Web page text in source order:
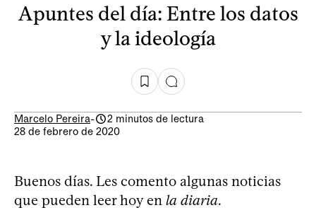
Apuntes del día: Entre los datos
y la ideología
Marcelo Pereira-
2 minutos de lectura
28 de febrero de 2020
Buenos días. Les comento algunas noticias
que pueden leer hoy en la diaria.